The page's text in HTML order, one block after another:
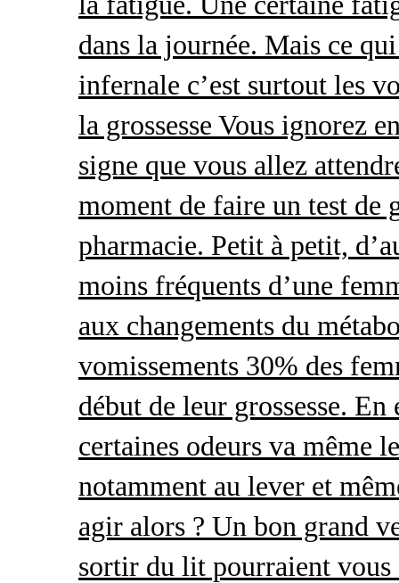
dans la journée. Mais ce
infernale c’est surtout les
la grossesse Vous ignorez
signe que vous allez
moment de faire un test de
pharmacie. Petit à petit,
moins fréquents d’une
aux changements du
vomissements 30% des
début de leur grossesse.
certaines odeurs va même
notamment au lever et
agir alors ? Un bon grand
sortir du lit pourraient vous